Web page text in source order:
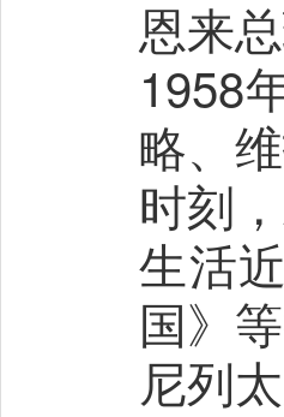
恩来
1958
略、
时刻
生活
国》
尼列